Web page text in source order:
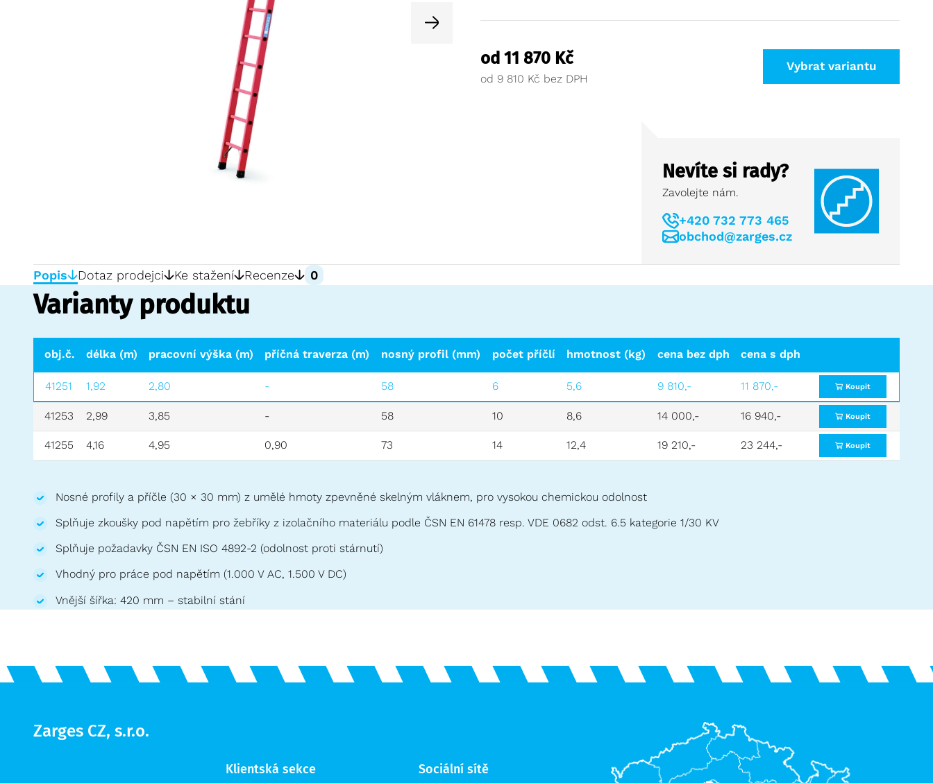
od 11 870 Kč
od 9 810 Kč
Vybrat variantu
Nevíte si rady?
Zavolejte nám.
+420 732 773 465
obchod@zarges.cz
Popis Dotaz prodejci Ke stažení Recenze 0
Varianty produktu
obj.č. délka (m) pracovní výška (m) příčná traverza (m) nosný profil (mm) počet příčlí hmotnost (kg) cena bez dph cena s dph
41251 1,92 2,80 - 58 6 5,6 9 810,- 11 870,- Koupit
41253 2,99 3,85 - 58 10 8,6 14 000,- 16 940,- Koupit
41255 4,16 4,95 0,90 73 14 12,4 19 210,- 23 244,- Koupit
Nosné profily a příčle (30 × 30 mm) z umělé hmoty zpevněné skelným vláknem, pro vysokou chemickou odolnost
Splňuje zkoušky pod napětím pro žebříky z izolačního materiálu podle ČSN EN 61478 resp. VDE 0682 odst. 6.5 kategorie 1/30 KV
Splňuje požadavky ČSN EN ISO 4892-2 (odolnost proti stárnutí)
Vhodný pro práce pod napětím (1.000 V AC, 1.500 V DC)
Vnější šířka: 420 mm – stabilní stání
Zarges CZ, s.r.o.
Klientská sekce Sociální sítě